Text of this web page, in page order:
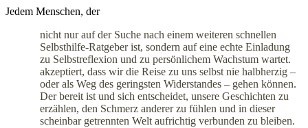
Jedem Menschen, der
nicht nur auf der Suche nach einem weiteren schnellen
Selbsthilfe-Ratgeber ist, sondern auf eine echte Einladung
zu Selbstreflexion und zu persönlichem Wachstum wartet.
akzeptiert, dass wir die Reise zu uns selbst nie halbherzig –
oder als Weg des geringsten Widerstandes – gehen können.
Der bereit ist und sich entscheidet, unsere Geschichten zu
erzählen, den Schmerz anderer zu fühlen und in dieser
scheinbar getrennten Welt aufrichtig verbunden zu bleiben.